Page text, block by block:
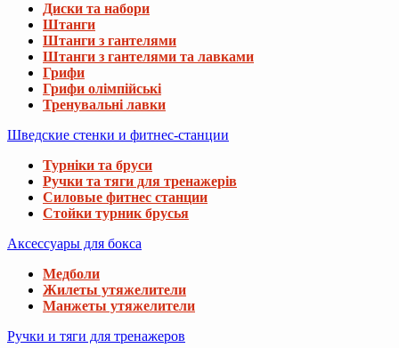
Диски та набори
Штанги
Штанги з гантелями
Штанги з гантелями та лавками
Грифи
Грифи олімпійські
Тренувальні лавки
Шведские стенки и фитнес-станции
Турніки та бруси
Ручки та тяги для тренажерів
Силовые фитнес станции
Стойки турник брусья
Аксессуары для бокса
Медболи
Жилеты утяжелители
Манжеты утяжелители
Ручки и тяги для тренажеров